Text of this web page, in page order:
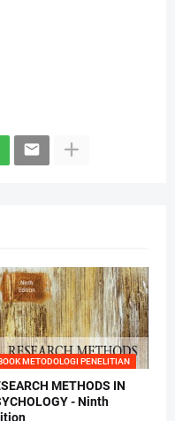
METODOLOGI PENELITIAN
METHODS IN
- Ninth